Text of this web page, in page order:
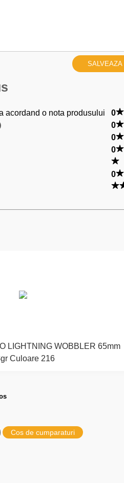
SALVEAZA
acordand o nota produsului
0
0
0
0
0
LIGHTNING WOBBLER 65mm
Culoare 216
Cos de cumparaturi